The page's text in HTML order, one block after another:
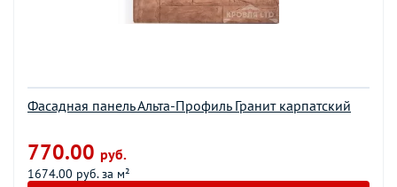
Фасадная панель Альта-Профиль Гранит карпатский
770.00 руб.
1674.00 руб. за м²